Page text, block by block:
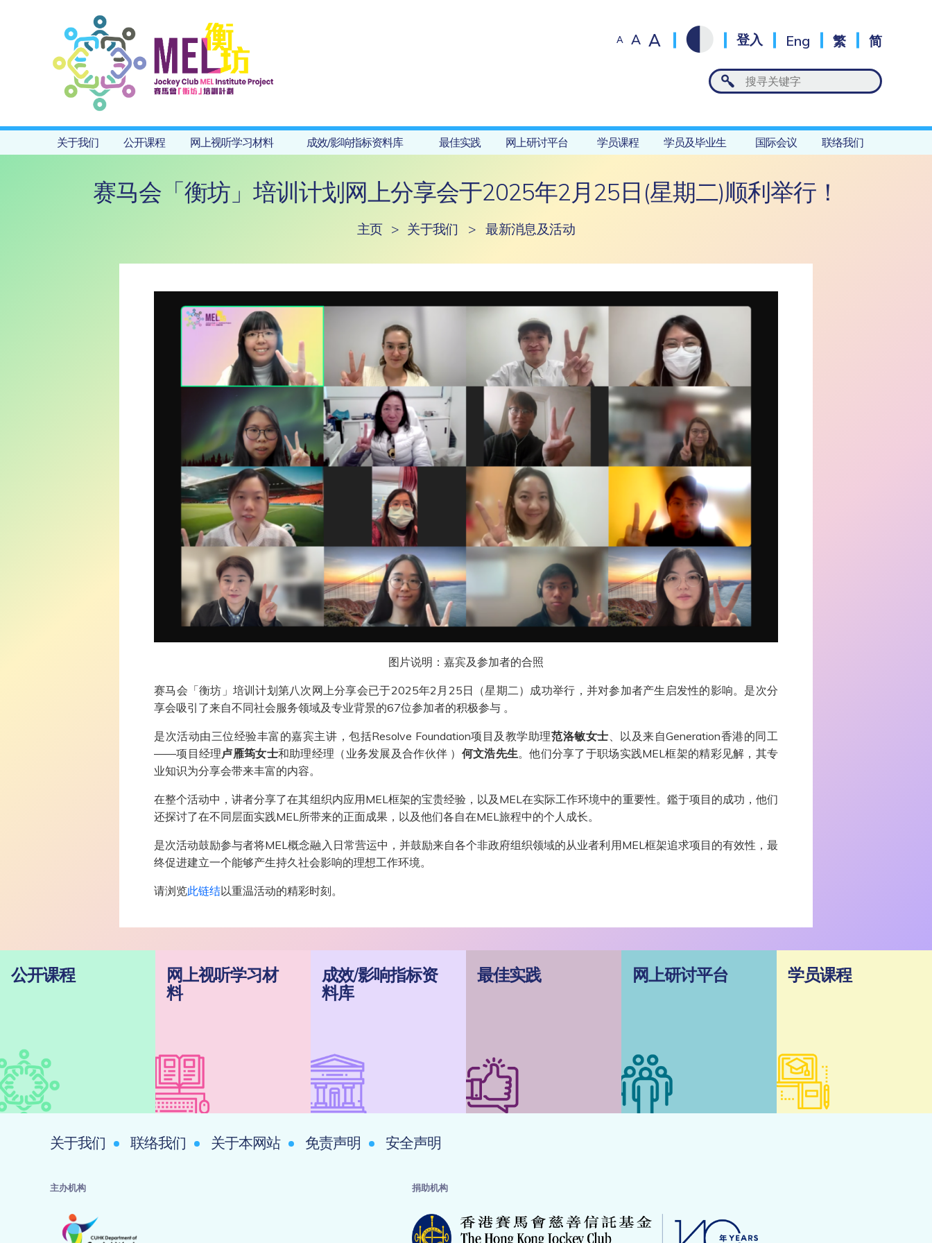
A A A 登入 Eng 繁 简
关于我们 公开课程 网上视听学习材料 成效/影响指标资料库 最佳实践 网上研讨平台 学员课程 学员及毕业生 国际会议 联络我们
赛马会「衡坊」培训计划网上分享会于2025年2月25日(星期二)顺利举行！
主页 > 关于我们 > 最新消息及活动
图片说明：嘉宾及参加者的合照
赛马会「衡坊」培训计划第八次网上分享会已于2025年2月25日（星期二）成功举行，并对参加者产生启发性的影响。是次分
享会吸引了来自不同社会服务领域及专业背景的67位参加者的积极参与 。
是次活动由三位经验丰富的嘉宾主讲，包括Resolve Foundation项目及教学助理范洛敏女士、以及来自Generation香港的同工
——项目经理卢雁筠女士和助理经理（业务发展及合作伙伴 ） 何文浩先生。他们分享了于职场实践MEL框架的精彩见解，其专
业知识为分享会带来丰富的内容。
在整个活动中，讲者分享了在其组织内应用MEL框架的宝贵经验，以及MEL在实际工作环境中的重要性。鑑于项目的成功，他们
还探讨了在不同层面实践MEL所带来的正面成果，以及他们各自在MEL旅程中的个人成长。
是次活动鼓励参与者将MEL概念融入日常营运中，并鼓励来自各个非政府组织领域的从业者利用MEL框架追求项目的有效性，最
终促进建立一个能够产生持久社会影响的理想工作环境。
请浏览此链结以重温活动的精彩时刻。
公开课程
网上视听学习材
料
成效/影响指标资
料库
最佳实践 网上研讨平台 学员课程
关于我们 联络我们 关于本网站 免责声明 安全声明
主办机构 捐助机构